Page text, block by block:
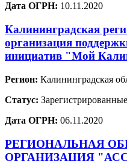
Дата ОГРН: 10.11.2020
Калининградская
организация
инициатив "Мой
Регион: Калининградская
Статус: Зарегистрированные
Дата ОГРН: 06.11.2020
РЕГИОНАЛЬНАЯ
ОРГАНИЗАЦИЯ